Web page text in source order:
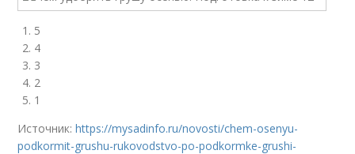
5
4
3
2
1
Источник:https://mysadinfo.ru/novosti/chem-osenyu-
podkormit-grushu-rukovodstvo-po-podkormke-grushi-